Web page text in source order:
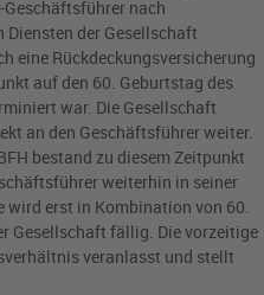
nach
Diensten der Gesellschaft
eine Rückdeckungsversicherung
auf den 60. Geburtstag des
war. Die Gesellschaft
an den Geschäftsführer weiter.
bestand zu diesem Zeitpunkt
weiterhin in seiner
wird erst in Kombination von 60.
Gesellschaft fällig. Die vorzeitige
veranlasst und stellt